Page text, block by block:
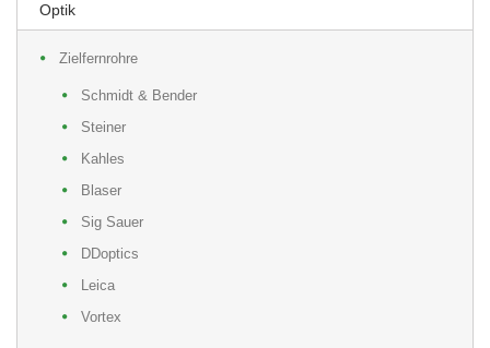
Optik
Zielfernrohre
Schmidt & Bender
Steiner
Kahles
Blaser
Sig Sauer
DDoptics
Leica
Vortex